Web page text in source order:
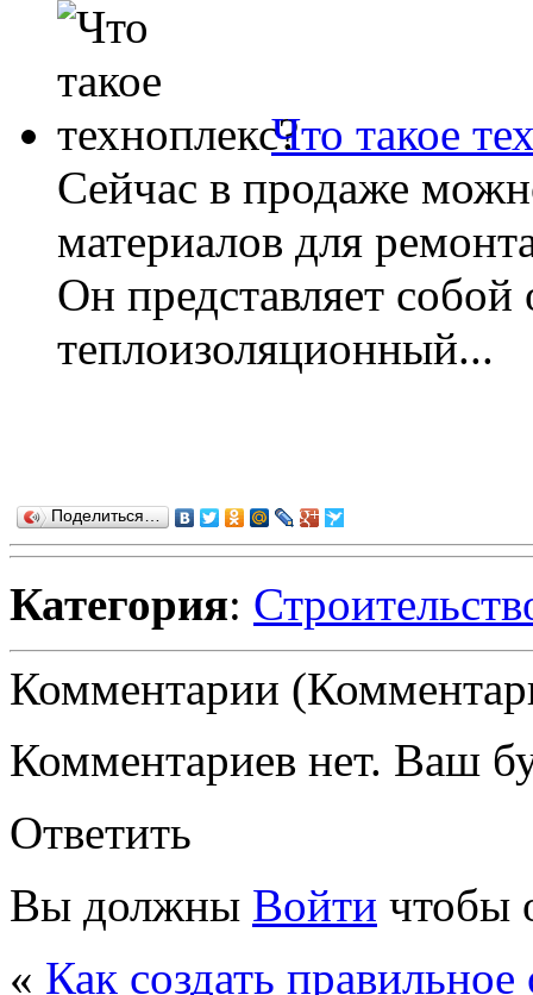
Что такое
Сейчас в продаже
материалов для
Он представляет
теплоизоляционный...
Поделиться…
Категория:
Комментарии
Комментариев нет. Ваш
Ответить
Вы должны Войти чтобы
« Как создать